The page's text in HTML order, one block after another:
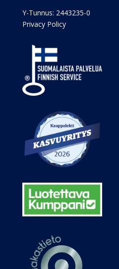
Y-Tunnus: 2443235-0
Privacy Policy